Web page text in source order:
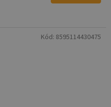
Kód: 8595114430475